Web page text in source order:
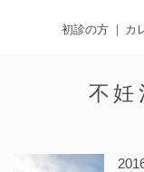
初診の方 カ
不妊